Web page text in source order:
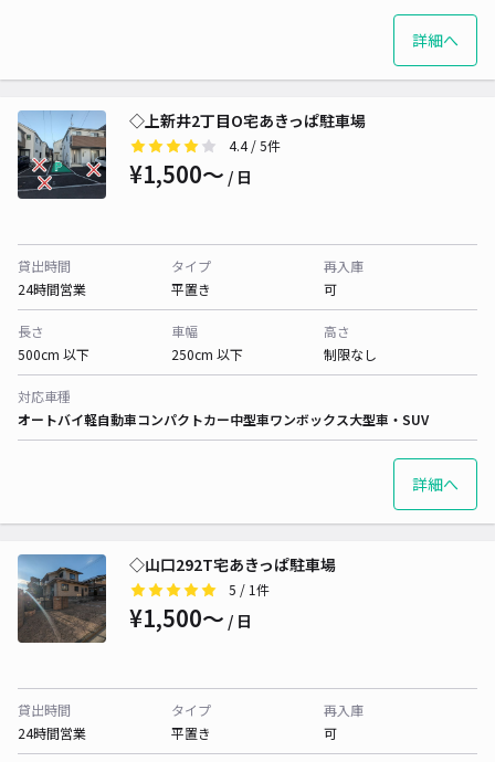
詳細へ
◇上新井2丁目O宅あきっぱ駐車場
4.4/ 5件
¥1,500〜 / 日
貸出時間
24時間営業
タイプ
平置き
再入庫
可
長さ
500cm 以下
車幅
250cm 以下
高さ
制限なし
対応車種
オートバイ軽自動車コンパクトカー中型車ワンボックス大型車・SUV
詳細へ
◇山口292T宅あきっぱ駐車場
5 / 1件
¥1,500〜 / 日
貸出時間
24時間営業
タイプ
平置き
再入庫
可